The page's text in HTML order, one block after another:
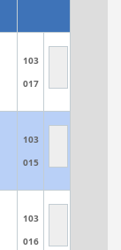
103
017
103
015
103
016